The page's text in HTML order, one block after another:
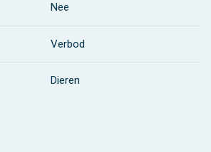
Nee
Verbod
Dieren